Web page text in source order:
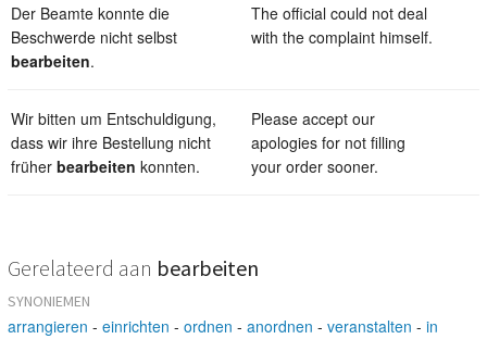
Der Beamte konnte die
Beschwerde nicht selbst
bearbeiten.
The official could not deal
with the complaint himself.
Wir bitten um Entschuldigung,
dass wir ihre Bestellung nicht
früher bearbeiten konnten.
Please accept our
apologies for not filling
your order sooner.
Gerelateerd aan bearbeiten
SYNONIEMEN
arrangieren - einrichten - ordnen - anordnen - veranstalten - in